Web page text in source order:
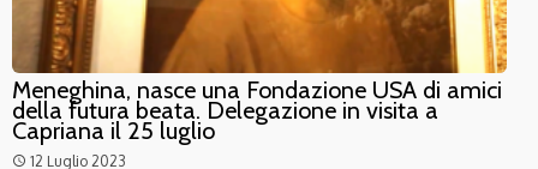
Meneghina, nasce una Fondazione USA di amici
della futura beata. Delegazione in visita a
Capriana il 25 luglio
access_time 12 Luglio 2023